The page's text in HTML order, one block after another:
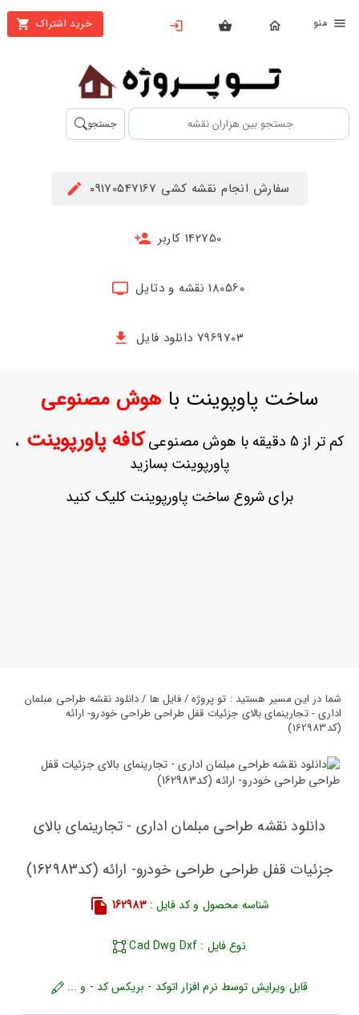
خرید اشتراک
بستن
محصولات
تهیه
اشتراک
حساب
ثبت
بازیابی
جستجو
سفارش انجام نقشه کشی 09170547167
142750 کاربر
180560 نقشه و دتایل
7969703 دانلود فایل
ساخت پاوپوینت باهوش مصنوعی
کم تر از 5 دقیقه با هوش مصنوعی کافه پاورپوینت ،
پاورپوینت بسازید
برای شروع ساخت پاورپوینت کلیک کنید
شما در این مسیر هستید : تو پروژه / فایل ها / دانلود نقشه طراحی مبلمان
اداری - تجارینمای بالای جزئیات قفل طراحی طراحی خودرو- ارائه
(کد162983)
دانلود نقشه طراحی مبلمان اداری - تجارینمای بالای
جزئیات قفل طراحی طراحی خودرو- ارائه (کد162983)
شناسه محصول و کد فایل :162983
نوع فایل : Cad Dwg Dxf
قابل ویرایش توسط نرم افزار اتوکد - بریکس کد - و ...